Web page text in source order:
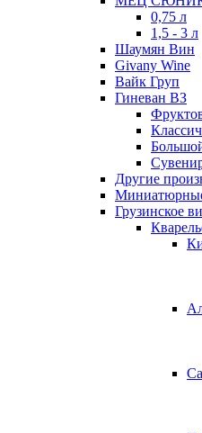
0,75 л
1,5 - 3 л
Шаумян Вин
Givany Wine
Вайк Груп
Гиневан ВЗ
Другие
Грузинское